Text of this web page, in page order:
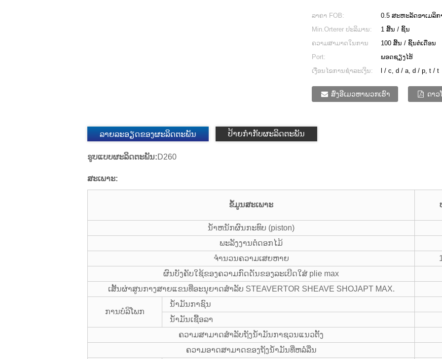
ລາຄາ FOB:
0.5 ສະຫະລັດອາເມລິກ
Min.Orterer ປະລິມານ:
1 ສິ້ນ / ຊິ້ນ
ຄວາມສາມາດໃນການ
ສະຫນອງ:
100 ສິ້ນ / ຊິ້ນຕໍ່ເດືອນ
Port:
ພອດຊຽງໄຮ້
ເງື່ອນໄຂການຊໍາລະເງິນ:
l / c, d / a, d / p, t / t
ສົ່ງອີເມວຫາພວກເຮົາ ດາວ
ລາຍລະອຽດຂອງຜະລິດຕະພັນ ປ້າຍກໍາກັບຜະລິດຕະພັນ
ຮູບແບບຜະລິດຕະພັນ:D260
ສະເພາະ:
ຂໍ້ມູນສະເພາະ
ນ້ໍາຫນັກຜົນກະທົບ (piston)
ພະລັງງານຕໍ່ດອກໄມ້
ຈໍານວນຄວາມເສຍຫາຍ
ຜົນບັງຄັບໃຊ້ຂອງຄວາມກົດດັນຂອງລະເບີດໃສ່ plie max
ເສັ້ນຜ່າສູນກາງສາຍແຂນທີ່ອະນຸຍາດສໍາລັບ STEAVERTOR SHEAVE SHOJAPT MAX.
ການບໍລິໂພກ
ນ້ໍາມັນກາຊົນ
ນໍ້າມັນເຊື້ອລາ
ຄວາມສາມາດສໍາລັບຖັງນ້ໍາມັນກາຊວນແນວຕັ້ງ
ຄວາມອາດສາມາດຂອງຖັງນໍ້າມັນທີ່ຫລໍ່ລື່ນ